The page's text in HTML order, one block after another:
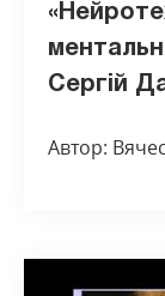
Сергій
Автор: